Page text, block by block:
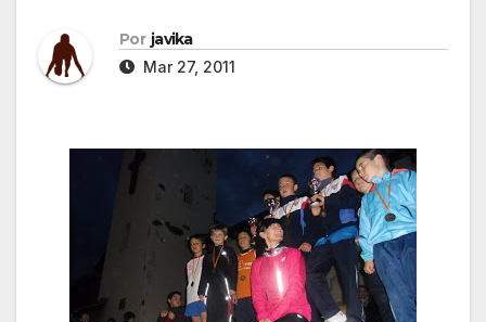
Por javika
Mar 27, 2011